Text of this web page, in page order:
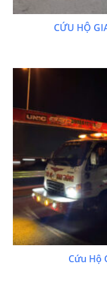
CỨU HỘ
Cứu Hộ